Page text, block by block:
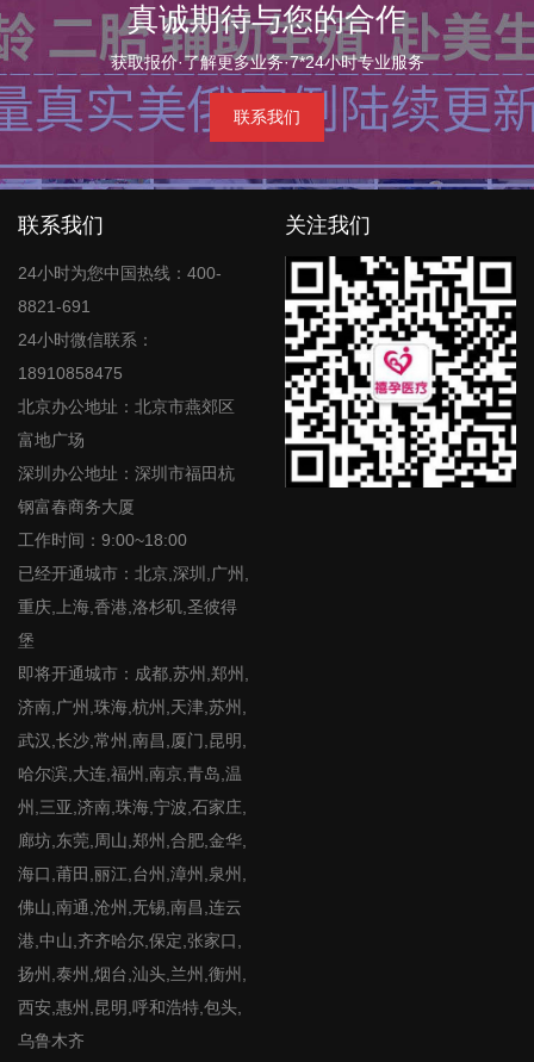
真诚期待与您的合作
获取报价·了解更多业务·7*24小时专业服务
联系我们
联系我们
24小时为您中国热线：400-
8821-691
24小时微信联系：
18910858475
北京办公地址：北京市燕郊区
富地广场
深圳办公地址：深圳市福田杭
钢富春商务大厦
工作时间：9:00~18:00
已经开通城市：北京,深圳,广州,
重庆,上海,香港,洛杉矶,圣彼得
堡
即将开通城市：成都,苏州,郑州,
济南,广州,珠海,杭州,天津,苏州,
武汉,长沙,常州,南昌,厦门,昆明,
哈尔滨,大连,福州,南京,青岛,温
州,三亚,济南,珠海,宁波,石家庄,
廊坊,东莞,周山,郑州,合肥,金华,
海口,莆田,丽江,台州,漳州,泉州,
佛山,南通,沧州,无锡,南昌,连云
港,中山,齐齐哈尔,保定,张家口,
扬州,泰州,烟台,汕头,兰州,衡州,
西安,惠州,昆明,呼和浩特,包头,
乌鲁木齐
关注我们